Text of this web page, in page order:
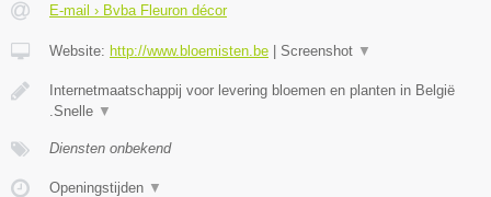
E-mail › Bvba Fleuron décor
Website: http://www.bloemisten.be | Screenshot ▼
Internetmaatschappij voor levering bloemen en planten in België
.Snelle ▼
Diensten onbekend
Openingstijden ▼